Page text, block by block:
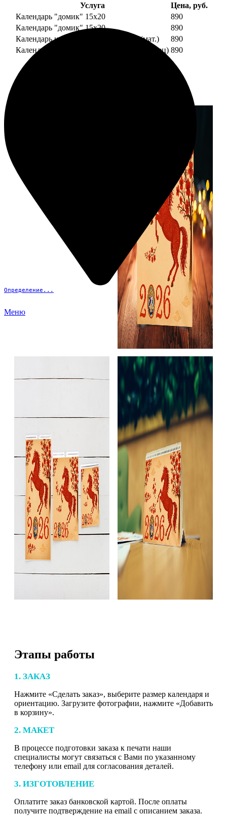
Определение...
Меню
Услуга
Цена, руб.
Календарь "домик" 15х20
890
Календарь "домик" 15х20
890
Календарь настольный А5 210х148 (мат.)
890
Календарь настольный А5 210х148 (глянец) 890
Этапы работы
1. ЗАКАЗ
Нажмите «Сделать заказ», выберите размер календаря и
ориентацию. Загрузите фотографии, нажмите «Добавить
в корзину».
2. МАКЕТ
В процессе подготовки заказа к печати наши
специалисты могут связаться с Вами по указанному
телефону или email для согласования деталей.
3. ИЗГОТОВЛЕНИЕ
Оплатите заказ банковской картой. После оплаты
получите подтверждение на email с описанием заказа.